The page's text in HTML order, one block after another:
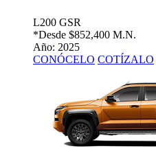
L200 GSR
*Desde $852,400 M.N.
Año: 2025
CONÓCELO COTÍZALO